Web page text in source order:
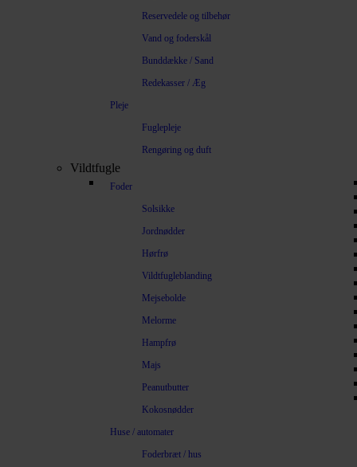
Reservedele og tilbehør
Vand og foderskål
Bunddække / Sand
Redekasser / Æg
Pleje
Fuglepleje
Rengøring og duft
Vildtfugle
Foder
Solsikke
Jordnødder
Hørfrø
Vildtfugleblanding
Mejsebolde
Melorme
Hampfrø
Majs
Peanutbutter
Kokosnødder
Huse / automater
Foderbræt / hus